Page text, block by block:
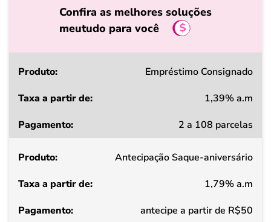
Confira as melhores soluções
meutudo para você
Produto
a
de
Pagamento
Empréstimo Consignado
1,39% a.m
2 a 108 parcelas
Antecipação Saque-aniversário
1,79% a.m
antecipe a partir de R$50